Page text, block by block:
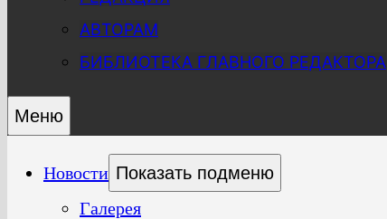
АВТОРАМ
БИБЛИОТЕКА ГЛАВНОГО РЕДАКТОРА
Меню
Новости Показать подменю
Галерея